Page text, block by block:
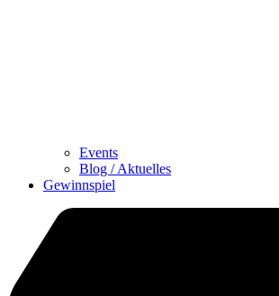
Events
Blog / Aktuelles
Gewinnspiel